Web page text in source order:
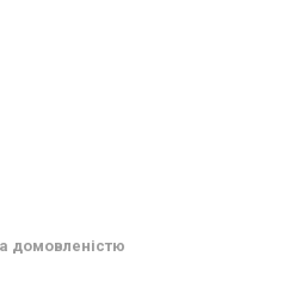
домовленістю